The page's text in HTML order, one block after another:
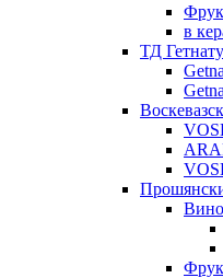
в
ТД